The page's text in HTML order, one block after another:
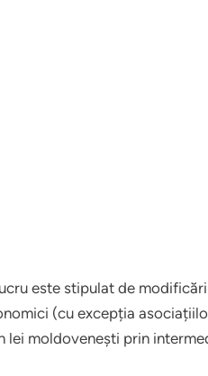
este stipulat de
(cu excepția
moldovenești prin